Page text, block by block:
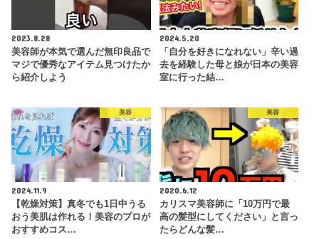
2023.8.28
美容師が本気で選んだ無印良品で
マジで優秀なアイテム見つけたか
ら紹介しよう
2024.5.20
「自分を好きになれない」辛い過
去を経験した母と娘が日本の美容
室に行った結…
美容
2024.11.9
【乾燥対策】真冬でも1日中うる
おう美肌は作れる！美容のプロが
おすすめコス…
美容
2020.6.12
カリスマ美容師に「10万円で最
高の髪型にしてください」と言っ
たらどんな髪…